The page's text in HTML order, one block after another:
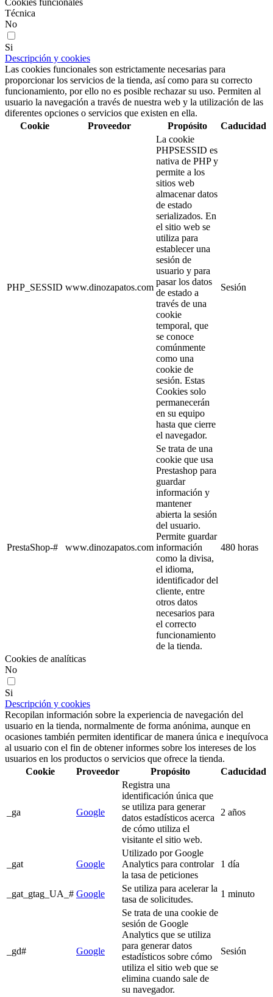
Cookies funcionales
Técnica
No
Si
Descripción y cookies
Las cookies funcionales son estrictamente necesarias para
proporcionar los servicios de la tienda, así como para su correcto
funcionamiento, por ello no es posible rechazar su uso. Permiten al
usuario la navegación a través de nuestra web y la utilización de las
diferentes opciones o servicios que existen en ella.
Cookie
Proveedor Propósito Caducidad
PHP_SESSID www.dinozapatos.com
La cookie
PHPSESSID es
nativa de PHP y
permite a los
sitios web
almacenar datos
de estado
serializados. En
el sitio web se
utiliza para
establecer una
sesión de
usuario y para
pasar los datos
de estado a
través de una
cookie
temporal, que
se conoce
comúnmente
como una
cookie de
sesión. Estas
Cookies solo
permanecerán
en su equipo
hasta que cierre
el navegador.
Sesión
PrestaShop-# www.dinozapatos.com
Se trata de una
cookie que usa
Prestashop para
guardar
información y
mantener
abierta la sesión
del usuario.
Permite guardar
información
como la divisa,
el idioma,
identificador del
cliente, entre
otros datos
necesarios para
el correcto
funcionamiento
de la tienda.
480 horas
Cookies de analíticas
No
Si
Descripción y cookies
Recopilan información sobre la experiencia de navegación del
usuario en la tienda, normalmente de forma anónima, aunque en
ocasiones también permiten identificar de manera única e inequívoca
al usuario con el fin de obtener informes sobre los intereses de los
usuarios en los productos o servicios que ofrece la tienda.
Cookie
Proveedor Propósito Caducidad
_ga Google
Registra una
identificación única que
se utiliza para generar
datos estadísticos acerca
de cómo utiliza el
visitante el sitio web.
2 años
_gat Google
Utilizado por Google
Analytics para controlar
la tasa de peticiones
1 día
_gat_gtag_UA_# Google
Se utiliza para acelerar la
tasa de solicitudes.
1 minuto
_gd# Google
Se trata de una cookie de
sesión de Google
Analytics que se utiliza
para generar datos
estadísticos sobre cómo
utiliza el sitio web que se
elimina cuando sale de
su navegador.
Sesión